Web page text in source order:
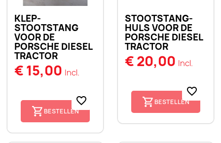
KLEP-
STOOTSTANG
VOOR DE
PORSCHE DIESEL
TRACTOR
€ 15,00 Incl.
BESTELLEN
favorite_border
STOOTSTANG-
HULS VOOR DE
PORSCHE DIESEL
TRACTOR
€ 20,00 Incl.
BESTELLEN
favorite_border